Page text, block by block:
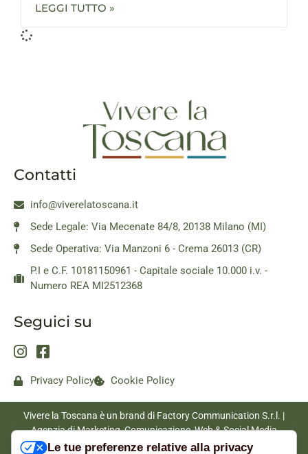
LEGGI TUTTO »
Contatti
info@viverelatoscana.it
Sede Legale: Via Mecenate 84/8, 20138 Milano (MI)
Sede Operativa: Via Manzoni 6 - Crema 26013 (CR)
P.I e C.F. 10181150961 - Capitale sociale 10.000 i.v. -
Numero REA MI2512368
Seguici su
Privacy Policy Cookie Policy
Vivere la Toscana è un brand di Factory Communication S.r.l. |
Agenzia di Marketing, Comunicazione, Web & Social Media
|www.factorycommunication.it
Le tue preferenze relative alla privacy